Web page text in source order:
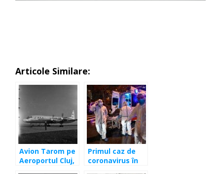
Articole Similare:
Avion Tarom pe
Aeroportul Cluj,
Primul caz de
coronavirus în